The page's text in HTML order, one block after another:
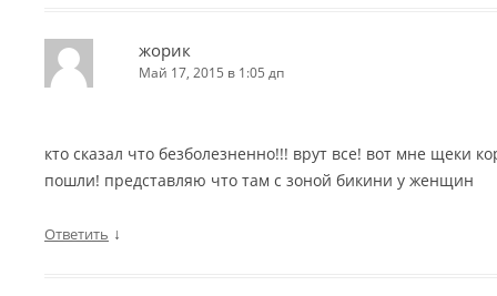
жорик
Май 17, 2015 в 1:05 дп
кто сказал что безболезненно!!! врут все! вот мне щеки
пошли! представляю что там с зоной бикини у женщин
Ответить ↓